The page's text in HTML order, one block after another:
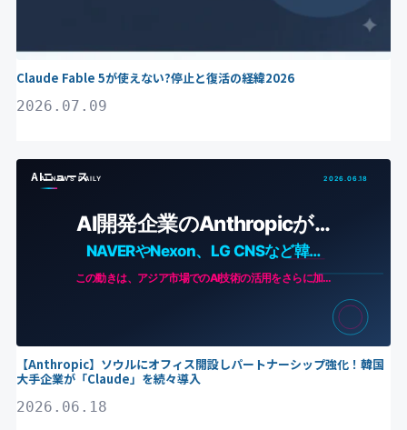
Claude Fable 5が使えない?停止と復活の経緯2026
2026.07.09
AIニュース
【Anthropic】ソウルにオフィス開設しパートナーシップ強化！韓国
大手企業が「Claude」を続々導入
2026.06.18